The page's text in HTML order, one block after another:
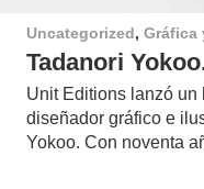
Uncategorized, Gráfica
Tadanori
Unit Editions lanzó un
diseñador gráfico e
Yokoo. Con noventa